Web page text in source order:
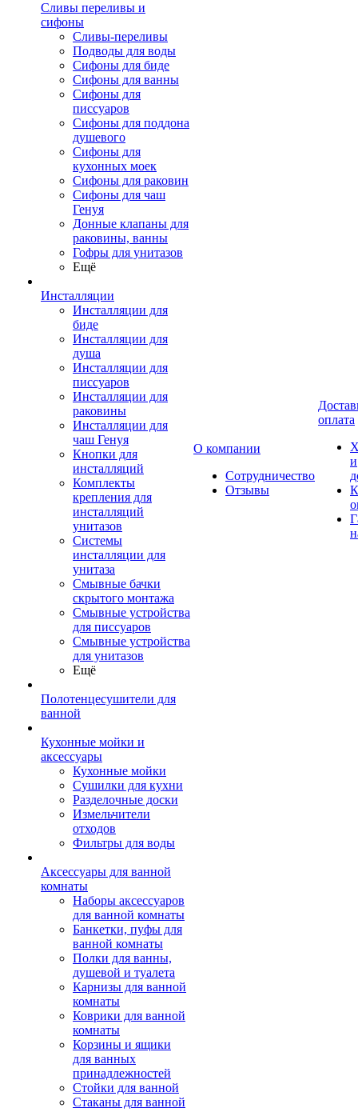
Сливы переливы и
сифоны
Сливы-переливы
Подводы для воды
Сифоны для биде
Сифоны для ванны
Сифоны для
писсуаров
Сифоны для поддона
душевого
Сифоны для
кухонных моек
Сифоны для раковин
Сифоны для чаш
Генуя
Донные клапаны для
раковины, ванны
Гофры для унитазов
Ещё
Инсталляции
Инсталляции для
биде
Инсталляции для
душа
Инсталляции для
писсуаров
Инсталляции для
раковины
Инсталляции для
чаш Генуя
Кнопки для
инсталляций
Комплекты
крепления для
инсталляций
унитазов
Системы
инсталляции для
унитаза
Смывные бачки
скрытого монтажа
Смывные устройства
для писсуаров
Смывные устройства
для унитазов
Ещё
Полотенцесушители для
ванной
Кухонные мойки и
аксессуары
Кухонные мойки
Сушилки для кухни
Разделочные доски
Измельчители
отходов
Фильтры для воды
Аксессуары для ванной
комнаты
Наборы аксессуаров
для ванной комнаты
Банкетки, пуфы для
ванной комнаты
Полки для ванны,
душевой и туалета
Карнизы для ванной
комнаты
Коврики для ванной
комнаты
Корзины и ящики
для ванных
принадлежностей
Стойки для ванной
Стаканы для ванной
О компании
Сотрудничество
Отзывы
оплата
и